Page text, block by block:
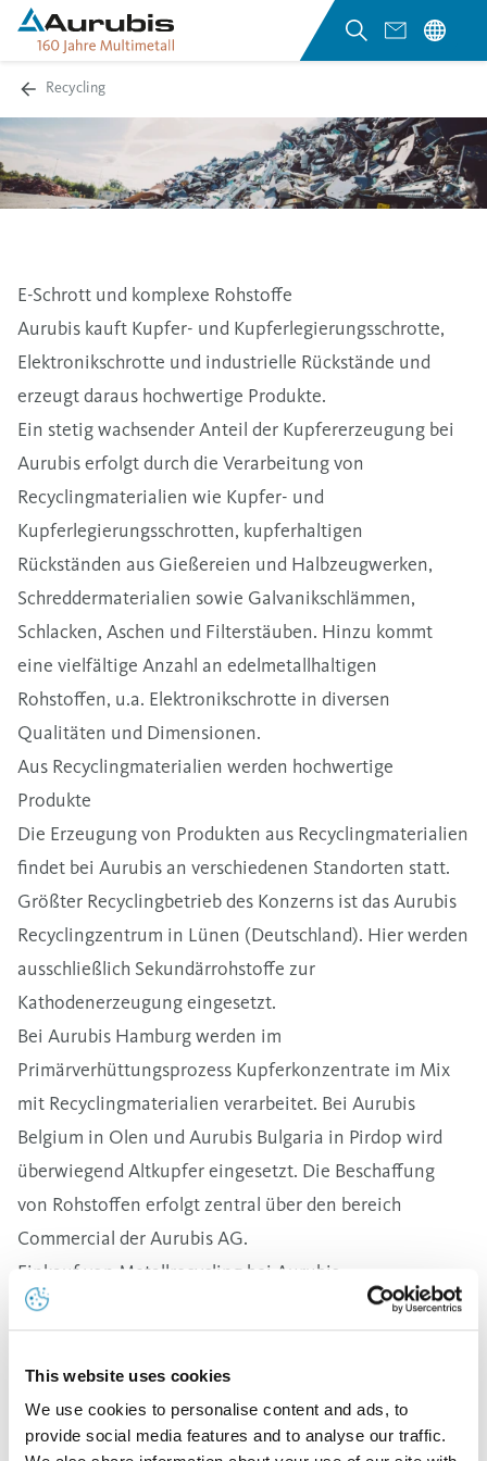
This website uses cookies
We use cookies to personalise content and ads, to
provide social media features and to analyse our traffic.
Recycling
E-Schrott und komplexe Rohstoffe
Aurubis kauft Kupfer- und Kupferlegierungsschrotte,
Elektronikschrotte und industrielle Rückstände und
erzeugt daraus hochwertige Produkte.
Ein stetig wachsender Anteil der Kupfererzeugung bei
Aurubis erfolgt durch die Verarbeitung von
Recyclingmaterialien wie Kupfer- und
Kupferlegierungsschrotten, kupferhaltigen
Rückständen aus Gießereien und Halbzeugwerken,
Schreddermaterialien sowie Galvanikschlämmen,
Schlacken, Aschen und Filterstäuben. Hinzu kommt
eine vielfältige Anzahl an edelmetallhaltigen
Rohstoffen, u.a. Elektronikschrotte in diversen
Qualitäten und Dimensionen.
Aus Recyclingmaterialien werden hochwertige
Produkte
Die Erzeugung von Produkten aus Recyclingmaterialien
findet bei Aurubis an verschiedenen Standorten statt.
Größter Recyclingbetrieb des Konzerns ist das Aurubis
Recyclingzentrum in Lünen (Deutschland). Hier werden
ausschließlich Sekundärrohstoffe zur
Kathodenerzeugung eingesetzt.
Bei Aurubis Hamburg werden im
Primärverhüttungsprozess Kupferkonzentrate im Mix
mit Recyclingmaterialien verarbeitet. Bei Aurubis
Belgium in Olen und Aurubis Bulgaria in Pirdop wird
überwiegend Altkupfer eingesetzt. Die Beschaffung
von Rohstoffen erfolgt zentral über den bereich
Commercial der Aurubis AG.
Einkauf von Metallrecycling bei Aurubis
Wir kaufen Kupfer- und Kupferlegierungsschrotte
werden in den Konvertoren und Anodenöfen unserer
primären und sekundären Schmelzprozesse eingesetzt,
Legierungsschrotte und Rückstände imKayser